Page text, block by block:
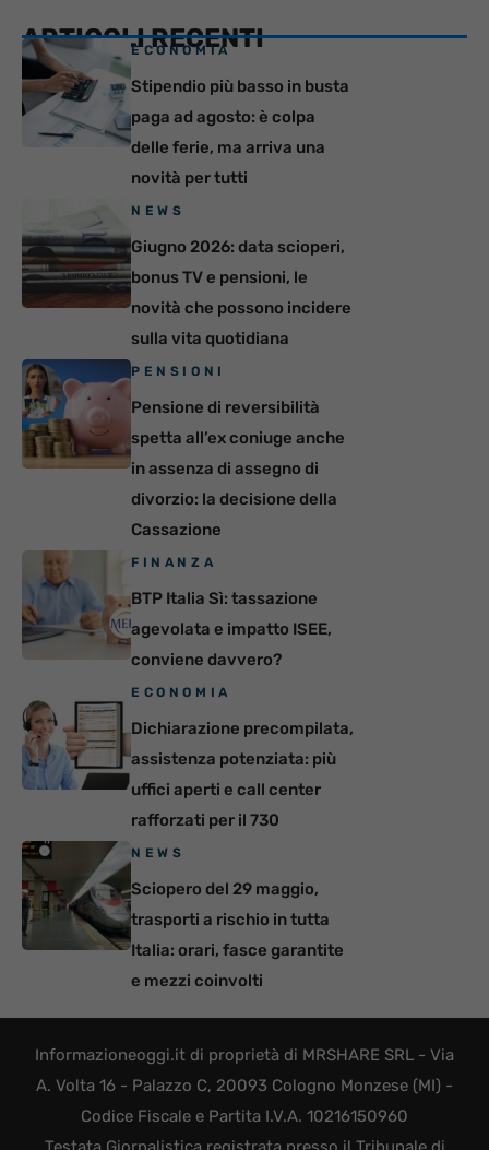
ARTICOLI RECENTI
ECONOMIA
Stipendio più basso in busta
paga ad agosto: è colpa
delle ferie, ma arriva una
novità per tutti
NEWS
Giugno 2026: data scioperi,
bonus TV e pensioni, le
novità che possono incidere
sulla vita quotidiana
PENSIONI
Pensione di reversibilità
spetta all’ex coniuge anche
in assenza di assegno di
divorzio: la decisione della
Cassazione
FINANZA
BTP Italia Sì: tassazione
agevolata e impatto ISEE,
conviene davvero?
ECONOMIA
Dichiarazione precompilata,
assistenza potenziata: più
uffici aperti e call center
rafforzati per il 730
NEWS
Sciopero del 29 maggio,
trasporti a rischio in tutta
Italia: orari, fasce garantite
e mezzi coinvolti
Informazioneoggi.it di proprietà di MRSHARE SRL - Via
A. Volta 16 - Palazzo C, 20093 Cologno Monzese (MI) -
Codice Fiscale e Partita I.V.A. 10216150960